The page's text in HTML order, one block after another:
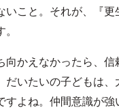
いこと。それが、『更
向かえなかったら、
だいたいの子どもは
すよね。仲間意識が